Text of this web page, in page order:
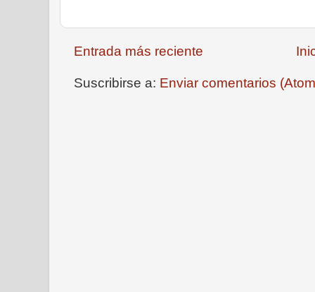
Entrada más reciente
Suscribirse a: Enviar comentarios